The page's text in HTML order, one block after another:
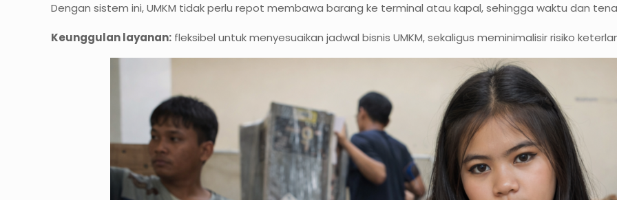
Dengan sistem ini, UMKM tidak perlu repot membawa barang ke terminal atau kapal, sehingga waktu dan
Keunggulan layanan: fleksibel untuk menyesuaikan jadwal bisnis UMKM, sekaligus meminimalisir risiko